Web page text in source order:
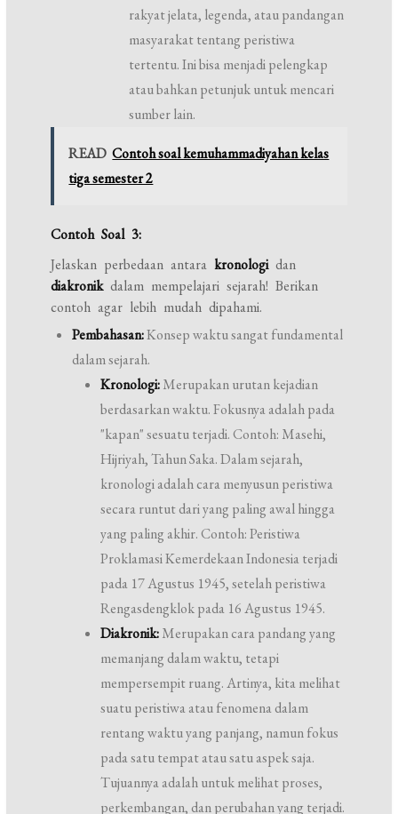
rakyat jelata, legenda, atau pandangan
masyarakat tentang peristiwa
tertentu. Ini bisa menjadi pelengkap
atau bahkan petunjuk untuk mencari
sumber lain.
READ Contoh soal kemuhammadiyahan kelas
tiga semester 2
Contoh Soal 3:
Jelaskan perbedaan antarakronologidan
diakronikdalam mempelajari sejarah! Berikan
contoh agar lebih mudah dipahami.
Pembahasan:Konsep waktu sangat fundamental
dalam sejarah.
Kronologi:Merupakan urutan kejadian
berdasarkan waktu. Fokusnya adalah pada
"kapan" sesuatu terjadi. Contoh: Masehi,
Hijriyah, Tahun Saka. Dalam sejarah,
kronologi adalah cara menyusun peristiwa
secara runtut dari yang paling awal hingga
yang paling akhir. Contoh: Peristiwa
Proklamasi Kemerdekaan Indonesia terjadi
pada 17 Agustus 1945, setelah peristiwa
Rengasdengklok pada 16 Agustus 1945.
Diakronik:Merupakan cara pandang yang
memanjang dalam waktu, tetapi
mempersempit ruang. Artinya, kita melihat
suatu peristiwa atau fenomena dalam
rentang waktu yang panjang, namun fokus
pada satu tempat atau satu aspek saja.
Tujuannya adalah untuk melihat proses,
perkembangan, dan perubahan yang terjadi.